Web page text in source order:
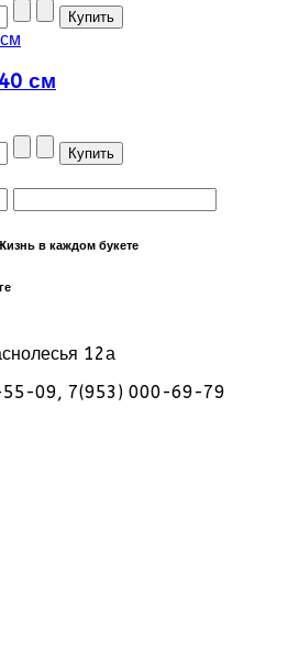
см
в каждом букете
12а
09, 7(953) 000-69-79